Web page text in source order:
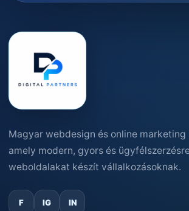
Magyar webdesign és online marketing
amely modern, gyors és
weboldalakat készít vállalkozásoknak.
F IG IN